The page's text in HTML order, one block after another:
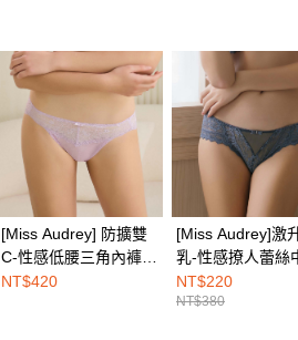
[Miss Audrey] 防擴雙
C-性感低腰三角內褲-
雲彩粉
NT$420
[Miss Audrey]激
乳-性感撩人蕾絲
三角內褲-入夜藍
NT$220
NT$380